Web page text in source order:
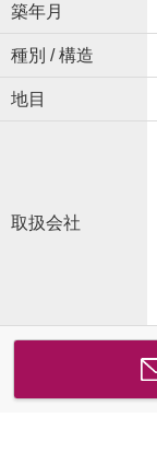
築年月
種別 / 構造
地目
取扱会社